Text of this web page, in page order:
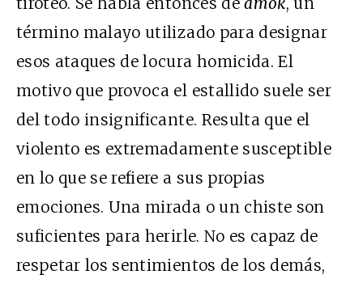
término malayo utilizado para designar
esos ataques de locura homicida. El
motivo que provoca el estallido suele ser
del todo insignificante. Resulta que el
violento es extremadamente susceptible
en lo que se refiere a sus propias
emociones. Una mirada o un chiste son
suficientes para herirle. No es capaz de
respetar los sentimientos de los demás,